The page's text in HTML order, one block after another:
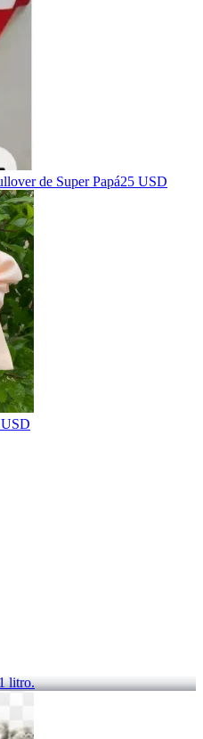
de Super Papá25 USD
litro.